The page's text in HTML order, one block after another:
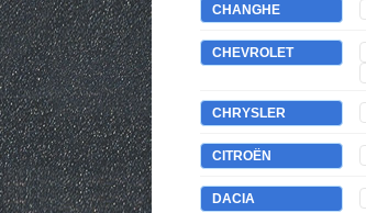
CHANGHE
CHEVROLET
CHRYSLER
CITROËN
DACIA